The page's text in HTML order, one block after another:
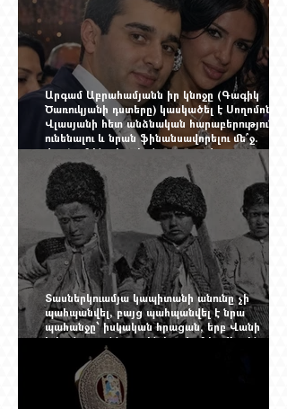
Արգամ Աբրահամյանն իր կնոջը (Գագիկ
Ծառուկյանի դստերը) կասկածել է Սողոմոն
Վլասյանի հետ անձնական հարաբերություններ
ունենալու և նրան ֆինանսավորելու մե՞ջ.
փորձում ենք հասկանալ այսօրվա
խառնիճաղանճ լրահոսը
Տասներկուամյա կապիտանի անունը չի
պահպանվել, բայց պահպանվել է նրա
պահանջը՝ իսկական հրացան, երբ Վանի
իշխանությունն արդեն հաշվում էր վերջին
պաշարները